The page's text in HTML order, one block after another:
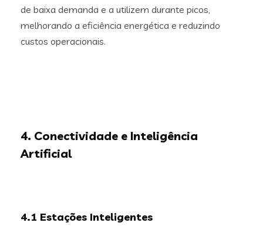
de baixa demanda e a utilizem durante picos,
melhorando a eficiência energética e reduzindo
custos operacionais.
4. Conectividade e Inteligência
Artificial
4.1 Estações Inteligentes